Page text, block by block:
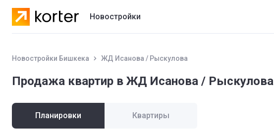
Новостройки
Жилые комплексы
Новостройки Бишкека ЖД Исанова / Рыскулова
Продажа квартир в ЖД Исанова / Рыскулова
Планировки Квартиры